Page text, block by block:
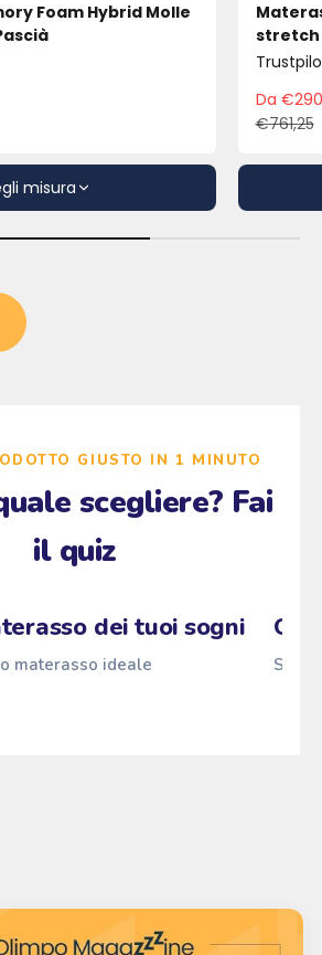
Foam Hybrid Molle
misura
stretch
Da
€761,25
GIUSTO IN 1 MINUTO
scegliere? Fai
il quiz
dei tuoi sogni
materasso ideale